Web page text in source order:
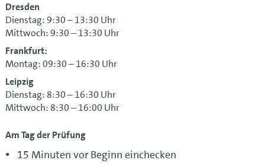
Dresden
Dienstag: 9:30 – 13:30 Uhr
Mittwoch: 9:30 – 13:30 Uhr
Frankfurt:
Montag: 09:30 – 16:30 Uhr
Leipzig
Dienstag: 8:30 – 16:30 Uhr
Mittwoch: 8:30 – 16:00 Uhr
Am Tag der Prüfung
15 Minuten vor Beginn einchecken